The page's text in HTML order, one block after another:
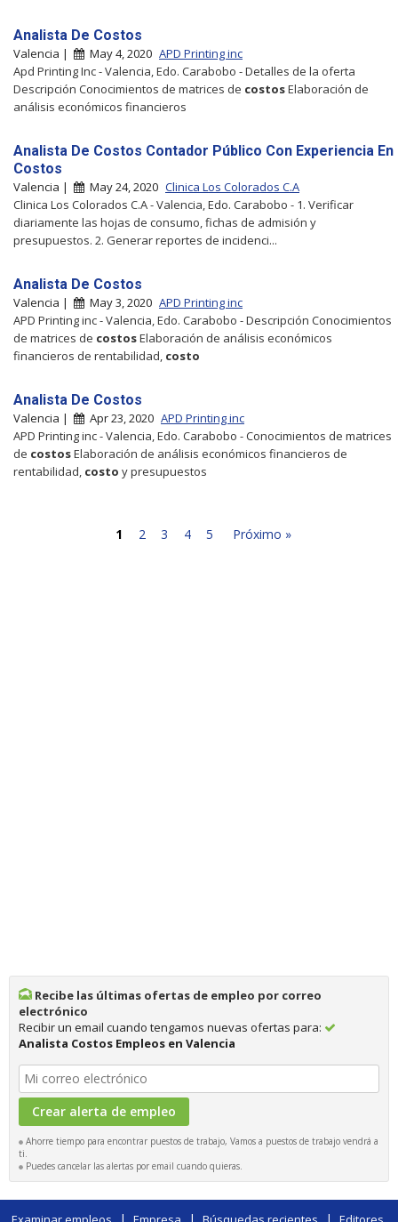
Analista De Costos
Valencia | May 4, 2020 APD Printing inc
Apd Printing Inc - Valencia, Edo. Carabobo - Detalles de la oferta
Descripción Conocimientos de matrices de costosElaboración de
análisis económicos financieros
Analista De Costos Contador Público Con Experiencia En
Costos
Valencia | May 24, 2020 Clinica Los Colorados C.A
Clinica Los Colorados C.A - Valencia, Edo. Carabobo - 1. Verificar
diariamente las hojas de consumo, fichas de admisión y
presupuestos. 2. Generar reportes de incidenci...
Analista De Costos
Valencia | May 3, 2020 APD Printing inc
APD Printing inc - Valencia, Edo. Carabobo - Descripción Conocimientos
de matrices de costosElaboración de análisis económicos
financieros de rentabilidad, costo
Analista De Costos
Valencia | Apr 23, 2020 APD Printing inc
APD Printing inc - Valencia, Edo. Carabobo - Conocimientos de matrices
de costosElaboración de análisis económicos financieros de
rentabilidad, costo y presupuestos
1 2 3 4 5 Próximo »
Recibe las últimas ofertas de empleo por correo
electrónico
Recibir un email cuando tengamos nuevas ofertas para:
Analista Costos Empleos en Valencia
Ahorre tiempo para encontrar puestos de trabajo, Vamos a puestos de trabajo vendrá a
ti.
Puedes cancelar las alertas por email cuando quieras.
| | |